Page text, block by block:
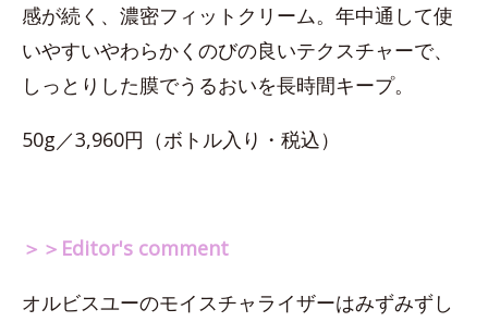
感が続く、濃密フィットクリーム。年中通して使
いやすいやわらかくのびの良いテクスチャーで、
しっとりした膜でうるおいを長時間キープ。
50g／3,960円（ボトル入り・税込）
＞＞Editor's comment
オルビスユーのモイスチャライザーはみずみずし